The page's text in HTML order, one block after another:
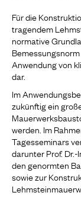
Für die
tragendem
normative
Anwendung von
dar.
Im
zukünftig ein
werden. Im
Tagesseminars
darunter Prof.
den genormten
sowie zur